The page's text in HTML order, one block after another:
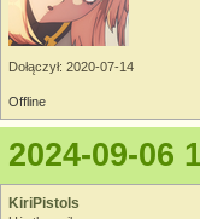
Dołączył: 2020-07-14
Offline
2024-09-06
KiriPistols